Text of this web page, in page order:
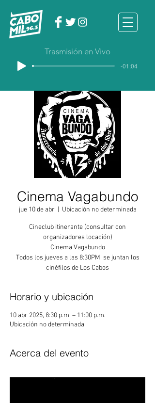
Trasmisión en Vivo
-01:04
Cinema Vagabundo
jue 10 de abr Ubicación no determinada
Cineclub itinerante (consultar con
organizadores locación)
Cinema Vagabundo
Todos los jueves a las 8:30PM, se juntan los
Horario y ubicación
10 abr 2025, 8:30 p.m. – 11:00 p.m.
Ubicación no determinada
Acerca del evento